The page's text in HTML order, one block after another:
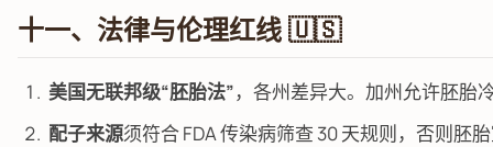
十一、法律与伦理红线 🇺🇸
美国无联邦级“胚胎法”，各州差异大。加州允许胚胎
配子来源须符合 FDA 传染病筛查 30 天规则，否则胚